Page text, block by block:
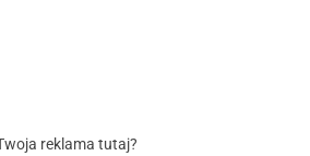
reklama tutaj?